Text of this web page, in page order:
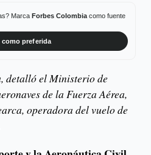
Marca Forbes Colombiacomo fuente
como preferida
detalló el Ministerio de
de la Fuerza Aérea,
operadora del vuelo de